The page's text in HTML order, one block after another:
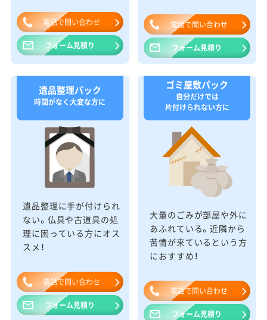
電話で問い合わせ
フォーム見積り
電話で問い合わせ
フォーム見積り
遺品整理パック
時間がなく大変な方に
遺品整理に手が付けられ
ない。仏具や古道具の処
理に困っている方にオス
スメ！
電話で問い合わせ
フォーム見積り
ゴミ屋敷パック
自分だけでは
片付けられない方に
大量のごみが部屋や外に
あふれている。近隣から
苦情が来ているという方
におすすめ！
電話で問い合わせ
フォーム見積り